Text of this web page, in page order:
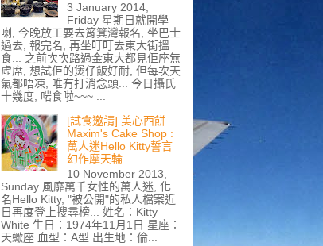
3 January 2014,
Friday 星期日就開學
喇, 今晚放工要去筲箕灣報名, 坐巴士
過去, 報完名, 再坐叮叮去東大街搵
食... 之前次次路過金東大都見佢座無
虛席, 想試佢的煲仔飯好耐, 但每次天
氣都唔凍, 唯有打消念頭... 今日攝氏
十幾度, 啱食啦~~~ ...
[試食邀請] 美心西餅
Maxim's Cake Shop :
萬人迷Hello Kitty誓言
幻作摩天輪
10 November 2013,
Sunday 風靡萬千女性的萬人迷, 化
名Hello Kitty, "被公開"的私人檔案近
日再度登上搜尋榜... 姓名：Kitty
White 生日：1974年11月1日 星座：
天蠍座 血型：A型 出生地：倫...